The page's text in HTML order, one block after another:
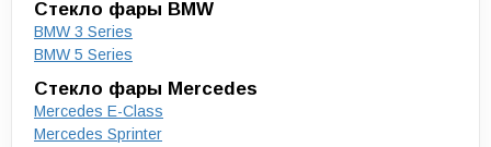
Стекло фары BMW
BMW 3 Series
BMW 5 Series
Стекло фары Mercedes
Mercedes E-Class
Mercedes Sprinter